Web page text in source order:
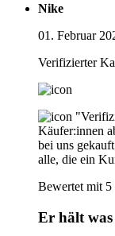
Nike
01. Februar
Verifizierter
Käufer:innen
bei uns
alle, die ein
Bewertet mit 5
Er hält